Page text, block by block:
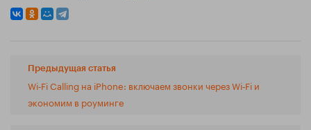
Предыдущая статья
Wi‑Fi Calling на iPhone: включаем звонки через Wi‑Fi и
экономим в роуминге